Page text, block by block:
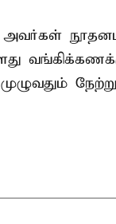
அவர்கள்